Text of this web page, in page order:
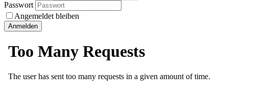
Passwort
Angemeldet bleiben